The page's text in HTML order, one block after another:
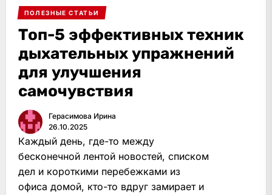
ПОЛЕЗНЫЕ СТАТЬИ
Топ-5 эффективных техник
дыхательных упражнений
для улучшения
самочувствия
Герасимова Ирина
26.10.2025
Каждый день, где-то между
бесконечной лентой новостей, списком
дел и короткими перебежками из
офиса домой, кто-то вдруг замирает и